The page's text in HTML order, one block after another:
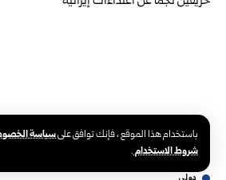
باستخدام هذا الموقع ، فإنك توافق علىسياسة
شروط الاستخدام.